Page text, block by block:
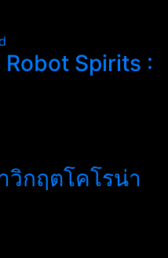
Robot Spirits :
วิกฤตโคโรน่า